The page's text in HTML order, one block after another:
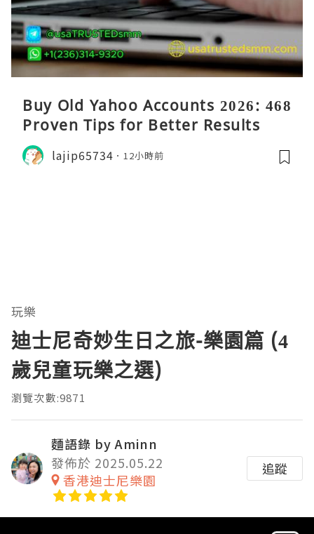
Buy Old Yahoo Accounts 2026: 468
Proven Tips for Better Results
lajip65734 12小時前
玩樂
迪士尼奇妙生日之旅-樂園篇 (4
歲兒童玩樂之選)
瀏覽次數:9871
麵語錄 by Aminn
發佈於 2025.05.22
香港迪士尼樂園
追蹤